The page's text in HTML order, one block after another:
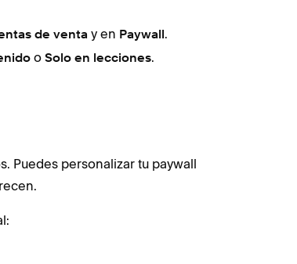
de venta y en Paywall .
o Solo en lecciones.
Puedes personalizar tu paywall